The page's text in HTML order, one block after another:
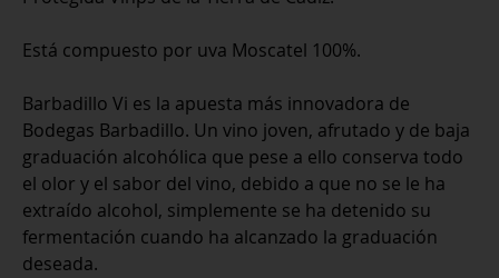
Está compuesto por uva Moscatel 100%.
Barbadillo Vi es la apuesta más innovadora de
Bodegas Barbadillo. Un vino joven, afrutado y de baja
graduación alcohólica que pese a ello conserva todo
el olor y el sabor del vino, debido a que no se le ha
extraído alcohol, simplemente se ha detenido su
fermentación cuando ha alcanzado la graduación
deseada.